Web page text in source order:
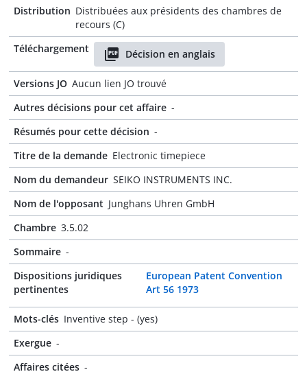
Distribution Distribuées aux présidents des chambres de
recours (C)
Téléchargement
Décision en anglais
Versions JO Aucun lien JO trouvé
Autres décisions pour cet affaire -
Résumés pour cette décision -
Titre de la demande Electronic timepiece
Nom du demandeur SEIKO INSTRUMENTS INC.
Nom de l'opposant Junghans Uhren GmbH
Chambre 3.5.02
Sommaire -
Dispositions juridiques
pertinentes
European Patent Convention
Art 56 1973
Mots-clés Inventive step - (yes)
Exergue -
Affaires citées -